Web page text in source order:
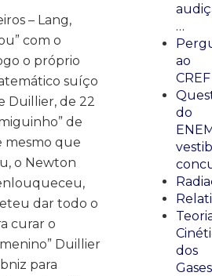
– Lang,
com o
o próprio
suíço
Duillier, de 22
de
mesmo que
o Newton
dar todo o
curar o
Duillier
para
…
ao
CREF
do
dos
Gases